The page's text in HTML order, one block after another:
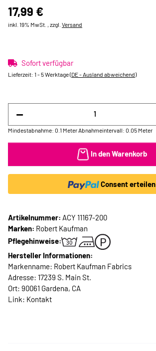
17,99 €
inkl. 19% MwSt. , zzgl. Versand
Sofort verfügbar
Lieferzeit: 1 - 5 Werktage(DE - Ausland abweichend)
Mindestabnahme: 0.1 Meter Abnahmeintervall: 0.05 Meter
In den Warenkorb
Consent erteilen
Artikelnummer: ACY 11167-200
Marken: Robert Kaufman
Pflegehinweise:
Hersteller Informationen:
Markenname: Robert Kaufman Fabrics
Adresse: 17239 S. Main St.
Ort: 90061 Gardena, CA
Link: Kontakt